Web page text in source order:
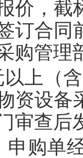
价，截
订合同
购管理
以上（含
资设备
审查后
购单